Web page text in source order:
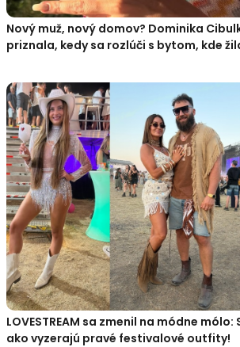
Nový muž, nový domov? Dominika
priznala, kedy sa rozlúči s bytom, kde
LOVESTREAM sa zmenil na módne
ako vyzerajú pravé festivalové outfity!